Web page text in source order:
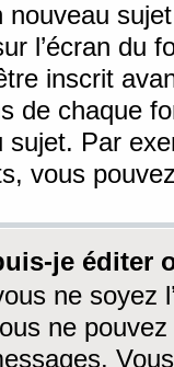
nouveau
l’écran du
inscrit
de chaque
sujet. Par
vous
je éditer
ne soyez
ne